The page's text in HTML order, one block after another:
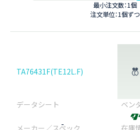
最小注文数：1個
注文単位：1個ずつ
TA76431F(TE12L.F)
-